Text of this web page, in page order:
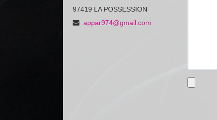
97419 LA POSSESSION
appar974@gmail.com